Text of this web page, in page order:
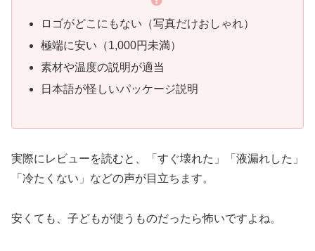
ロゴがどこにもない（写真だけおしゃれ）
極端に安い（1,000円未満）
素材や温度の説明が適当
日本語が怪しいパッケージ説明
実際にレビューを読むと、「すぐ壊れた」「液漏れした」
「冷たくない」などの声が目立ちます。
安くても、子どもが使うものだったら怖いですよね。